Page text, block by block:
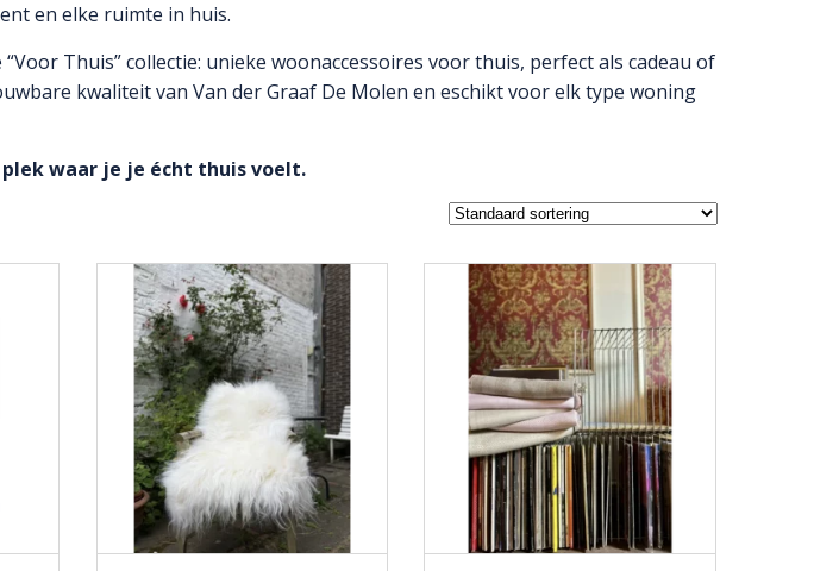
en elke ruimte in huis.
Thuis” collectie: unieke woonaccessoires voor thuis, perfect als cadeau of
kwaliteit van Van der Graaf De Molen en eschikt voor elk type woning
waar je je écht thuis voelt.